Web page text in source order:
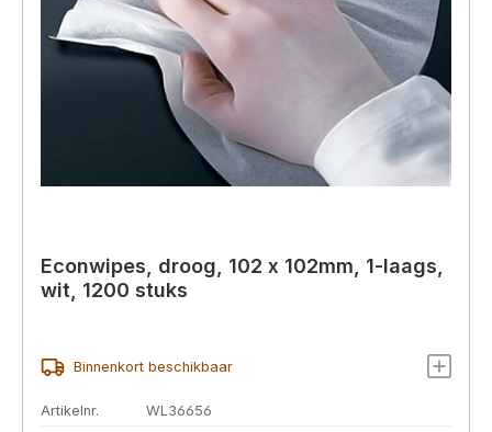
Econwipes, droog, 102 x 102mm, 1-laags,
wit, 1200 stuks
Binnenkort beschikbaar
Artikelnr.
WL36656